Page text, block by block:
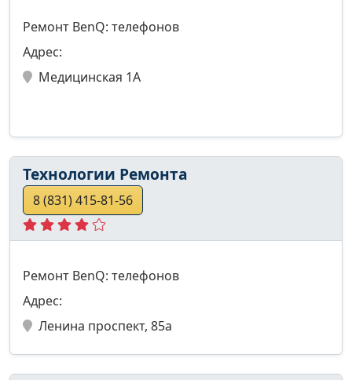
Ремонт BenQ: телефонов
Адрес:
Медицинская 1А
Технологии Ремонта
8 (831) 415-81-56
Ремонт BenQ: телефонов
Адрес:
Ленина проспект, 85а